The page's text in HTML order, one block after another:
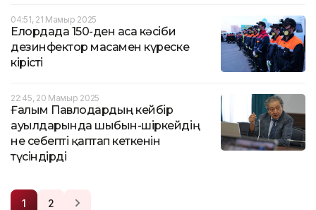
04:51, 21 Мамыр 2025
Елордада 150-ден аса кәсіби
дезинфектор масамен күреске
кірісті
22:45, 20 Мамыр 2025
Ғалым Павлодардың кейбір
ауылдарында шыбын-шіркейдің
не себепті қаптап кеткенін
түсіндірді
1 2